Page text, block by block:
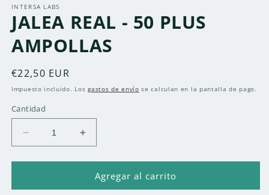
multimedia
1
en
una
ventana
modal
INTERSA LABS
JALEA REAL - 50 PLUS
AMPOLLAS
Precio
habitual
€22,50 EUR
Impuesto incluido. Losgastos de envío se calculan en la pantalla de pago.
Cantidad
Reducir
cantidad
para
REAL
Aumentar
cantidad
para
JALEA
REAL
Agregar al carrito